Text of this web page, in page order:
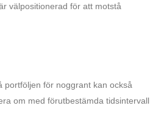
välpositionerad för att motstå
portföljen för noggrant kan också
om med förutbestämda tidsintervall